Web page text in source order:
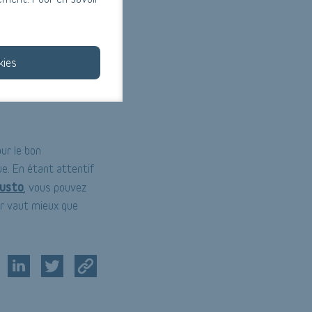
inestimable.
à vos besoins
prendre soin de
le bon
En étant attentif
, vous pouvez
vaut mieux que